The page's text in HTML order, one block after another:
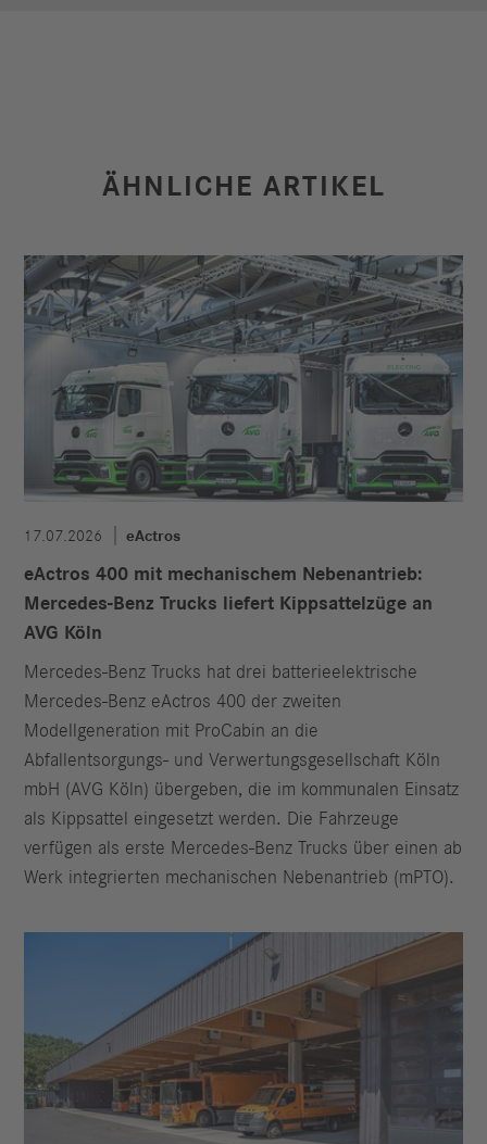
ÄHNLICHE ARTIKEL
17.07.2026 eActros
eActros 400 mit mechanischem Nebenantrieb:
Mercedes-Benz Trucks liefert Kippsattelzüge an
AVG Köln
Mercedes-Benz Trucks hat drei batterieelektrische
Mercedes-Benz eActros 400 der zweiten
Modellgeneration mit ProCabin an die
Abfallentsorgungs- und Verwertungsgesellschaft Köln
mbH (AVG Köln) übergeben, die im kommunalen Einsatz
als Kippsattel eingesetzt werden. Die Fahrzeuge
verfügen als erste Mercedes-Benz Trucks über einen ab
Werk integrierten mechanischen Nebenantrieb (mPTO).